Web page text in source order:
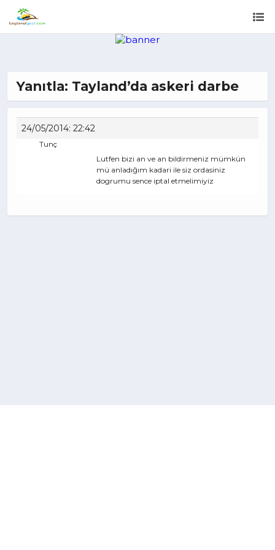
Yanıtla: Tayland’da askeri darbe
24/05/2014: 22:42
Tunç
Lutfen bizi an ve an bildirmeniz mümkün
mü anladığım kadari ile siz ordasiniz
dogrumu sence iptal etmelimiyiz